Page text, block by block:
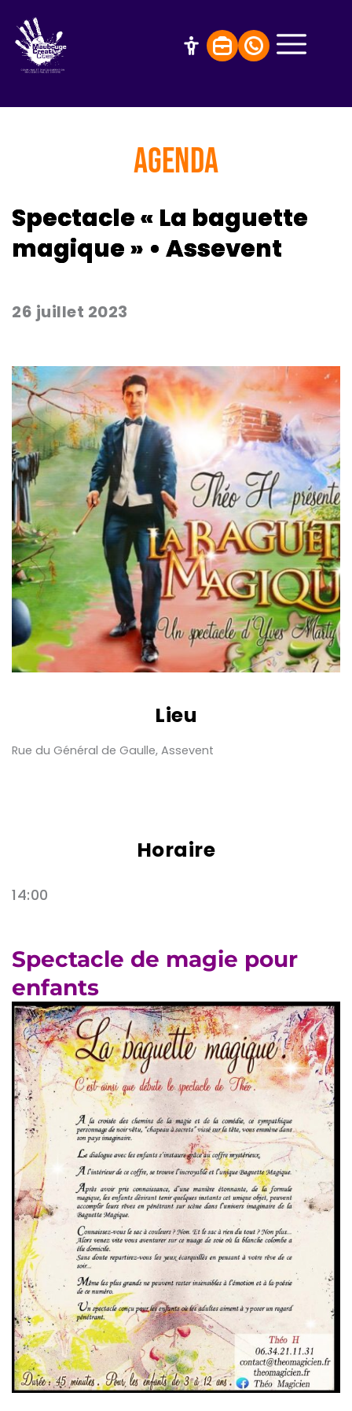
AGENDA
Spectacle « La baguette
magique » • Assevent
26 juillet 2023
Lieu
Rue du Général de Gaulle, Assevent
Horaire
14:00
Spectacle de magie pour
enfants